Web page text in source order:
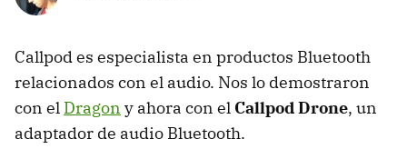
Callpod es especialista en productos Bluetooth
relacionados con el audio. Nos lo demostraron
con el Dragon y ahora con el Callpod Drone, un
adaptador de audio Bluetooth.